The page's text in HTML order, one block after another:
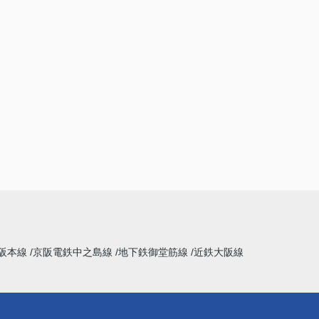
本線 京阪電鉄中之島線 地下鉄御堂筋線 近鉄大阪線